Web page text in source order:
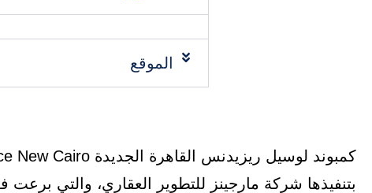
الموقع
بتنفيذها شركة مارجينز للتطوير العقاري، والتي برعت